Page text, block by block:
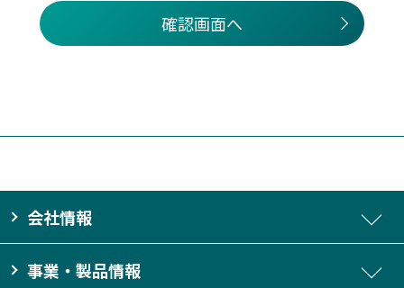
確認画面へ
会社情報
事業・製品情報